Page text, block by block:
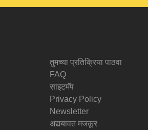
तुमच्या प्रतिक्रिया पाठवा
FAQ
साइटमॅप
Privacy Policy
Newsletter
अद्ययावत मजकूर